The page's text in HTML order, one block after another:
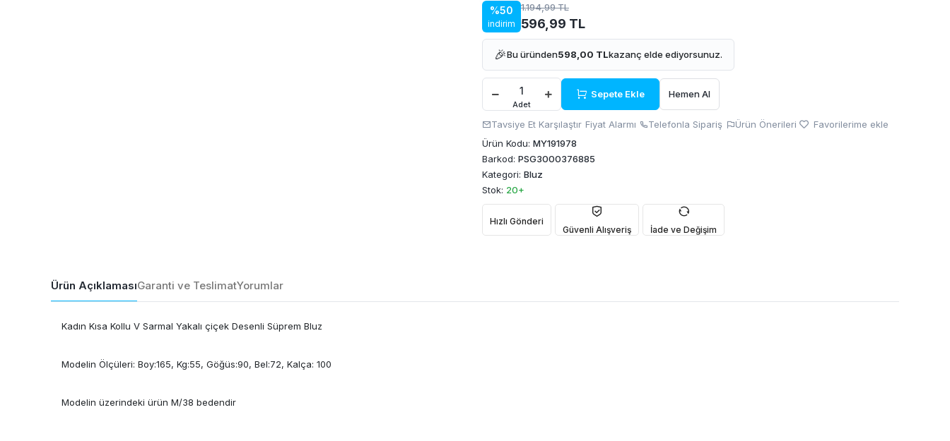
%50
indirim
1.194,99 TL
596,99 TL
🎉Bu üründen598,00 TLkazanç elde ediyorsunuz.
Adet
Sepete Ekle Hemen Al
Tavsiye Et Karşılaştır Fiyat Alarmı Telefonla Sipariş Ürün Önerileri
Favorilerime ekle
Ürün Kodu: MY191978
Barkod: PSG3000376885
Kategori: Bluz
Stok: 20+
Hızlı Gönderi
Güvenli Alışveriş
İade ve Değişim
Ürün AçıklamasıGaranti ve TeslimatYorumlar
Kadın Kısa Kollu V Sarmal Yakalı çiçek Desenli Süprem Bluz
Modelin Ölçüleri: Boy:165, Kg:55, Göğüs:90, Bel:72, Kalça: 100
Modelin üzerindeki ürün M/38 bedendir